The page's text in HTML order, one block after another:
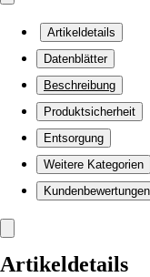
Artikeldetails
Datenblätter
Beschreibung
Produktsicherheit
Entsorgung
Weitere Kategorien
Kundenbewertungen
Artikeldetails